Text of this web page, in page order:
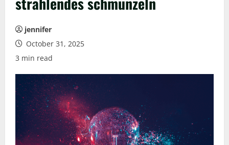
jennifer
October 31, 2025
3 min read